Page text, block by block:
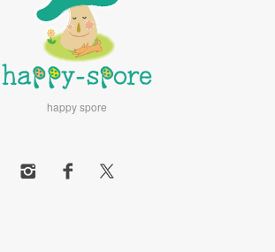
happy spore